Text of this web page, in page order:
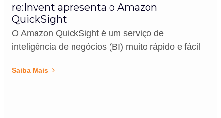
re:Invent apresenta o Amazon
QuickSight
O Amazon QuickSight é um serviço de
inteligência de negócios (BI) muito rápido e fácil
Saiba Mais